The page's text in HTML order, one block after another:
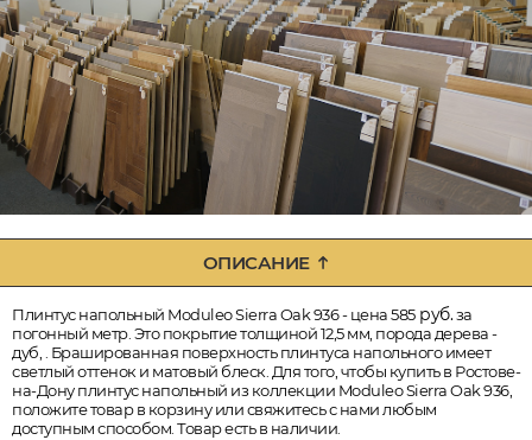
ОПИСАНИЕ
Плинтус напольный Moduleo Sierra Oak 936 - цена 585руб.за
погонный метр. Это покрытие толщиной 12,5 мм, порода дерева -
дуб, . Брашированная поверхность плинтуса напольного имеет
светлый оттенок и матовый блеск. Для того, чтобы купить в Ростове-
на-Дону плинтус напольный из коллекции Moduleo Sierra Oak 936,
положите товар в корзину или свяжитесь с нами любым
доступным способом. Товар есть в наличии.